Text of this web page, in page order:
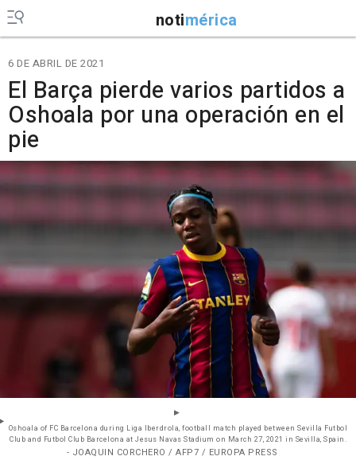
notimérica
6 DE ABRIL DE 2021
El Barça pierde varios partidos a
Oshoala por una operación en el
pie
Oshoala of FC Barcelona during Liga Iberdrola, football match played between Sevilla Futbol
Club and Futbol Club Barcelona at Jesus Navas Stadium on March 27, 2021 in Sevilla, Spain.
- JOAQUIN CORCHERO / AFP7 / EUROPA PRESS